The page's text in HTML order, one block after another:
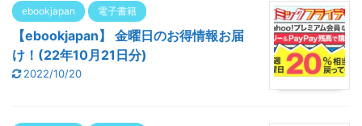
ebookjapan 電子書籍
【ebookjapan】 金曜日のお得情報お届
け！(22年10月21日分)
2022/10/20